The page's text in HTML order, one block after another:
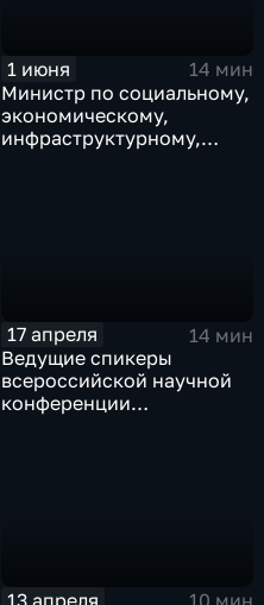
1 июня
14 мин
Министр по социальному,
экономическому,
инфраструктурному,
17 апреля
14 мин
Ведущие спикеры
всероссийской научной
конференции
13 апреля